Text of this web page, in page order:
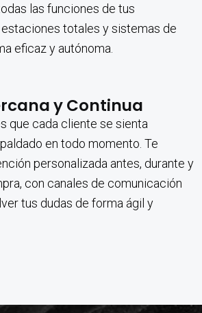
las funciones de tus
totales y sistemas de
eficaz y autónoma.
y Continua
que cada cliente se sienta
en todo momento. Te
personalizada antes, durante y
con canales de comunicación
tus dudas de forma ágil y